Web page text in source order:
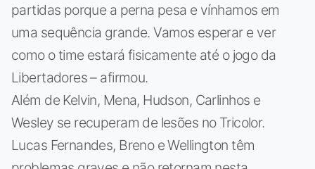
partidas porque a perna pesa e vínhamos em
uma sequência grande. Vamos esperar e ver
como o time estará fisicamente até o jogo da
Libertadores – afirmou.
Além de Kelvin, Mena, Hudson, Carlinhos e
Wesley se recuperam de lesões no Tricolor.
Lucas Fernandes, Breno e Wellington têm